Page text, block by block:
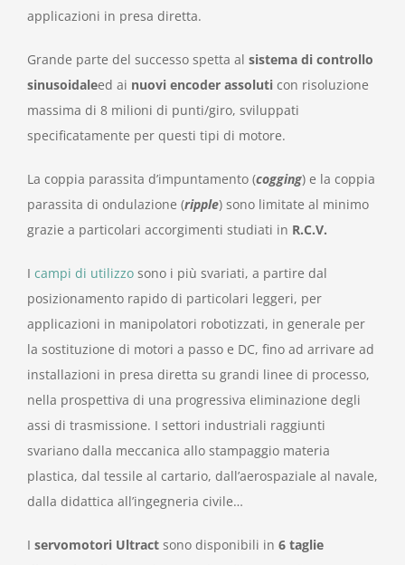
applicazioni in presa diretta.
Grande parte del successo spetta al sistema di controllo
sinusoidaleed ai nuovi encoder assoluti con risoluzione
massima di 8 milioni di punti/giro, sviluppati
specificatamente per questi tipi di motore.
La coppia parassita d’impuntamento (cogging) e la coppia
parassita di ondulazione (ripple) sono limitate al minimo
grazie a particolari accorgimenti studiati in R.C.V.
I campi di utilizzo sono i più svariati, a partire dal
posizionamento rapido di particolari leggeri, per
applicazioni in manipolatori robotizzati, in generale per
la sostituzione di motori a passo e DC, fino ad arrivare ad
installazioni in presa diretta su grandi linee di processo,
nella prospettiva di una progressiva eliminazione degli
assi di trasmissione. I settori industriali raggiunti
svariano dalla meccanica allo stampaggio materia
plastica, dal tessile al cartario, dall’aerospaziale al navale,
dalla didattica all’ingegneria civile…
I servomotori Ultract sono disponibili in 6 taglie